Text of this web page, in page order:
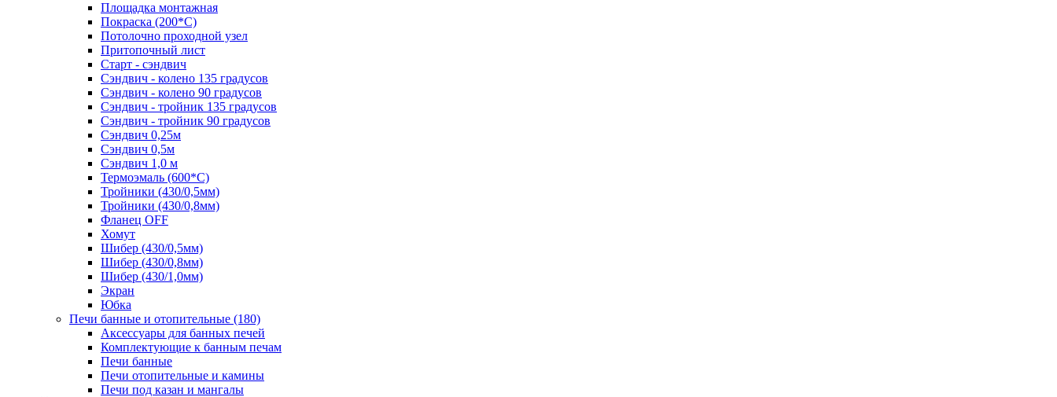
Площадка монтажная
Покраска (200*С)
Потолочно проходной узел
Притопочный лист
Старт - сэндвич
Сэндвич - колено 135 градусов
Сэндвич - колено 90 градусов
Сэндвич - тройник 135 градусов
Сэндвич - тройник 90 градусов
Сэндвич 0,25м
Сэндвич 0,5м
Сэндвич 1,0 м
Термоэмаль (600*С)
Тройники (430/0,5мм)
Тройники (430/0,8мм)
Фланец OFF
Хомут
Шибер (430/0,5мм)
Шибер (430/0,8мм)
Шибер (430/1,0мм)
Экран
Юбка
Печи банные и отопительные (180)
Аксессуары для банных печей
Комплектующие к банным печам
Печи банные
Печи отопительные и камины
Печи под казан и мангалы